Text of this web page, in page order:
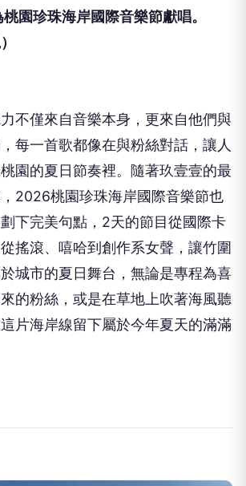
園珍珠海岸國際音樂節獻唱。
不僅來自音樂本身， 更來自他們與
每一首歌都像在與粉絲對話， 讓人
園的夏日節奏裡。 隨著玖壹壹的最
2026桃園珍珠海岸國際音樂節也
下完美句點， 2天的節目從國際卡
從搖滾、嘻哈到創作系女聲， 讓竹圍
城市的夏日舞台， 無論是專程為喜
的粉絲， 或是在草地上吹著海風聽
片海岸線留下屬於今年夏天的滿滿